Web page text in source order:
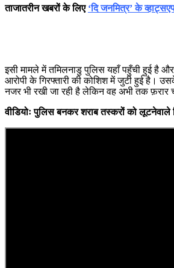
ताजातरीन खबरों के लिए ‘दि जनमित्र’ के
इसी मामले में तमिलनाडु पुलिस यहाँ पहुँची हुई है
आरोपी के गिरफ्तारी की कोशिश में जुटी हुई है।
नजर भी रखी जा रही है लेकिन वह अभी तक फ़रार
वीडियोःपुलिस बनकर शराब तस्करों को लूटनेवाले